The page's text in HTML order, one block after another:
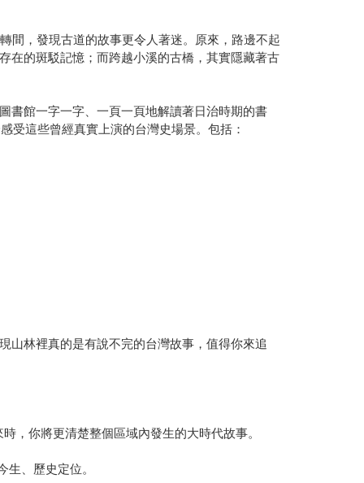
間，發現古道的故事更令人著迷。原來，路邊不起
在的斑駁記憶；而跨越小溪的古橋，其實隱藏著古
書館一字一字、一頁一頁地解讀著日治時期的書
受這些曾經真實上演的台灣史場景。包括：
山林裡真的是有說不完的台灣故事，值得你來追
，你將更清楚整個區域內發生的大時代故事。
、歷史定位。